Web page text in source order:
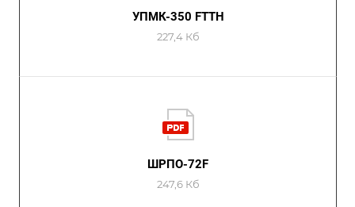
УПМК-350 FTTH
227,4 Кб
ШРПО-72F
247,6 Кб